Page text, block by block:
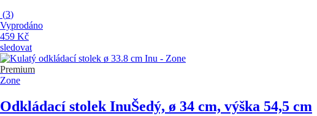
(3)
Vyprodáno
459 Kč
sledovat
Premium
Zone
Odkládací stolek InuŠedý, ø 34 cm, výška 54,5 cm